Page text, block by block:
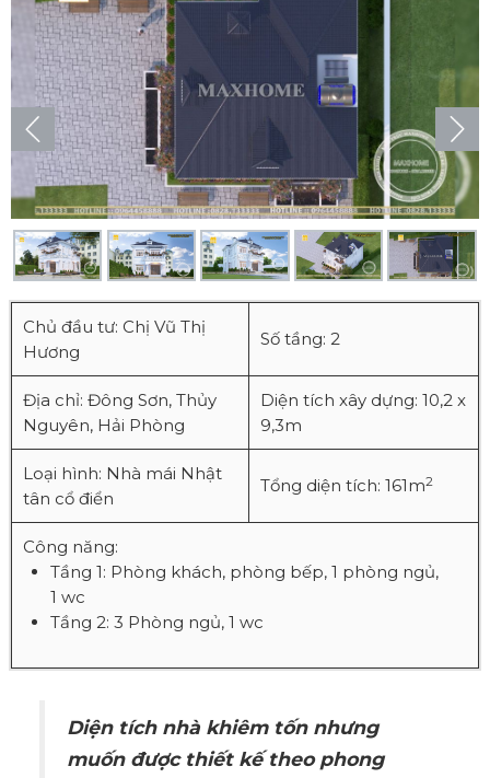
Chủ đầu tư: Chị Vũ Thị
Hương
Số tầng: 2
Địa chỉ: Đông Sơn, Thủy
Nguyên, Hải Phòng
Diện tích xây dựng: 10,2 x
9,3m
Loại hình: Nhà mái Nhật
tân cổ điển
Tổng diện tích: 161m2
Công năng:
Tầng 1: Phòng khách, phòng bếp, 1 phòng ngủ,
1 wc
Tầng 2: 3 Phòng ngủ, 1 wc
Diện tích nhà khiêm tốn nhưng
muốn được thiết kế theo phong